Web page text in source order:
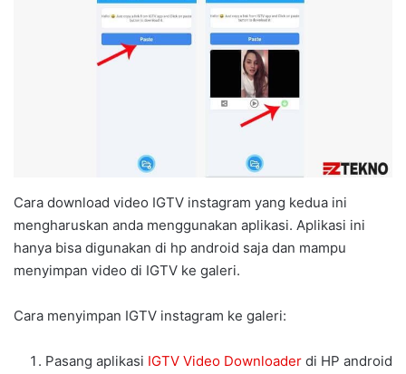
Cara download video IGTV instagram yang kedua ini
mengharuskan anda menggunakan aplikasi. Aplikasi ini
hanya bisa digunakan di hp android saja dan mampu
menyimpan video di IGTV ke galeri.
Cara menyimpan IGTV instagram ke galeri:
Pasang aplikasi IGTV Video Downloader di HP android